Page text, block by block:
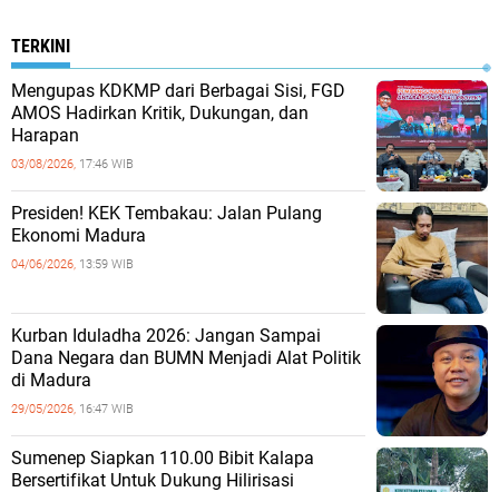
TERKINI
Mengupas KDKMP dari Berbagai Sisi, FGD
AMOS Hadirkan Kritik, Dukungan, dan
Harapan
03/08/2026, 17:46 WIB
Presiden! KEK Tembakau: Jalan Pulang
Ekonomi Madura
04/06/2026, 13:59 WIB
Kurban Iduladha 2026: Jangan Sampai
Dana Negara dan BUMN Menjadi Alat Politik
di Madura
29/05/2026, 16:47 WIB
Sumenep Siapkan 110.00 Bibit Kalapa
Bersertifikat Untuk Dukung Hilirisasi